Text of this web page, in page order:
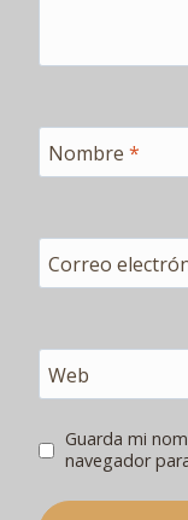
Nombre *
Correo
Web
Guarda mi
navegador